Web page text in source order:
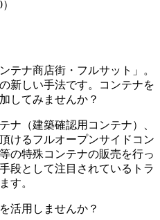
テナ商店街・フルサット」。
新しい手法です。コンテナを
してみませんか？
ナ（建築確認用コンテナ）、
けるフルオープンサイドコン
の特殊コンテナの販売を行っ
段として注目されているトラ
す。
活用しませんか？